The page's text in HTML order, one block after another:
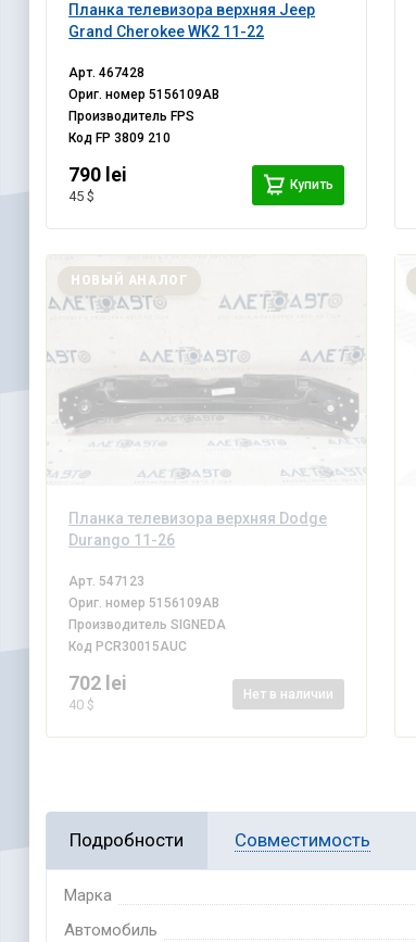
Планка телевизора верхняя Jeep
Grand Cherokee WK2 11-22
Арт.467428
Ориг. номер5156109AB
Производитель FPS
Код FP 3809 210
790 lei
45 $
Купить
Планка телевизора верхняя Dodge
Durango 11-26
НОВЫЙ АНАЛОГ
Арт. 547123
Ориг. номер 5156109AB
ПроизводительSIGNEDA
Код PCR30015AUC
702 lei
40 $
Нет в наличии
Подробности Совместимость
Марка
Автомобиль